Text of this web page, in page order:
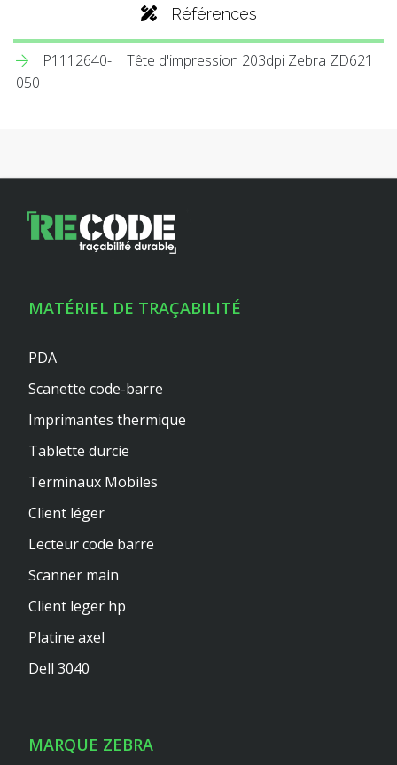
Références
P1112640-
050
Tête d'impression 203dpi Zebra ZD621
MATÉRIEL DE TRAÇABILITÉ
PDA
Scanette code-barre
Imprimantes thermique
Tablette durcie
Terminaux Mobiles
Client léger
Lecteur code barre
Scanner main
Client leger hp
Platine axel
Dell 3040
MARQUE ZEBRA